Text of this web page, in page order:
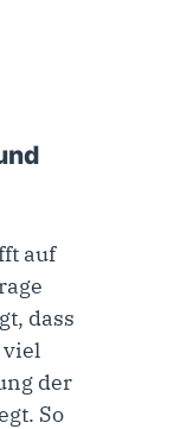
auf
dass
viel
der
So